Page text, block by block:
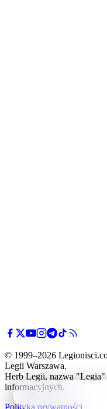
© 1999–2026
Legii Warszawa.
Herb Legii, nazwa "Legia"
informacyjnych.
Polityka prywatności